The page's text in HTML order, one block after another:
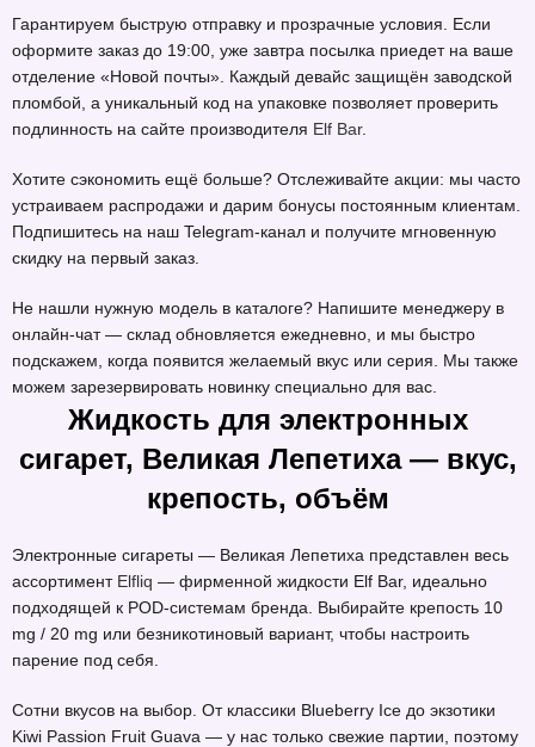
Гарантируем быструю отправку и прозрачные условия. Если
оформите заказ до 19:00, уже завтра посылка приедет на ваше
отделение «Новой почты». Каждый девайс защищён заводской
пломбой, а уникальный код на упаковке позволяет проверить
подлинность на сайте производителя Elf Bar.
Хотите сэкономить ещё больше? Отслеживайте акции: мы часто
устраиваем распродажи и дарим бонусы постоянным клиентам.
Подпишитесь на наш Telegram-канал и получите мгновенную
скидку на первый заказ.
Не нашли нужную модель в каталоге? Напишите менеджеру в
онлайн-чат — склад обновляется ежедневно, и мы быстро
подскажем, когда появится желаемый вкус или серия. Мы также
можем зарезервировать новинку специально для вас.
Жидкость для электронных
сигарет, Великая Лепетиха — вкус,
крепость, объём
Электронные сигареты — Великая Лепетиха представлен весь
ассортимент Elfliq — фирменной жидкости Elf Bar, идеально
подходящей к POD-системам бренда. Выбирайте крепость 10
mg / 20 mg или безникотиновый вариант, чтобы настроить
парение под себя.
Сотни вкусов на выбор. От классики Blueberry Ice до экзотики
Kiwi Passion Fruit Guava — у нас только свежие партии, поэтому